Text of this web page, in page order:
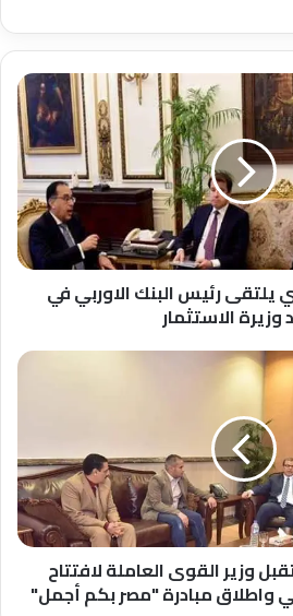
يلتقى رئيس البنك الاوربي في
الاستثمار
وزير القوى العاملة لافتتاح
واطلاق مبادرة "مصر بكم أجمل"